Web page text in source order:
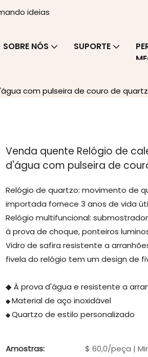
ideias
SOBRE NÓS SUPORTE
com pulseira de couro de
Venda quente Relógio de
d'água com pulseira de
Relógio de quartzo: movimento de
importada fornece 3 anos de vida
Relógio multifuncional:
à prova de choque, ponteiros
Vidro de safira resistente a
fivela do relógio tem um design de
◆ À prova d'água e resistente a
◆Material de aço inoxidável
◆Quartzo de estilo personalizado
Amostras:
$ 60,0/peça |